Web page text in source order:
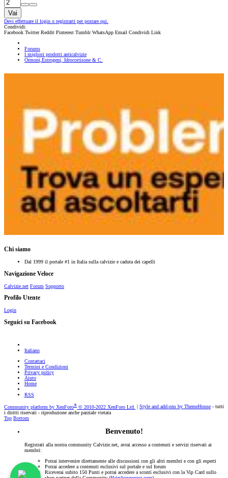
Vai
Devi effettuare il login o registrarti per postare qui.
Condividi:
Facebook Twitter Reddit Pinterest Tumblr WhatsApp Email Condividi Link
Forums
I migliori prodotti anticalvizie
Ormoni,Estrogeni, Idrocortisone & C.
Chi siamo
Dal 1999 il portale #1 in Italia sulla calvizie e caduta dei capelli
Navigazione Veloce
Calvizie.net Forum Supporto
Profilo Utente
Login
Seguici su Facebook
Italiano
Contattaci
Termini e Condizioni
Privacy policy
Aiuto
Home
RSS
Community platform by XenForo® © 2010-2022 XenForo Ltd. Style and add-ons by ThemeHouse - tutti
i diritti riservati - riproduzione anche parziale vietata
Top Bottom
Benvenuto!
Registrati alla nostra community Calvizie.net, avrai accesso a contenuti e servizi riservati ai
membri:
Potrai intervenire direttamente alle discussioni con gli altri membri e con gli esperti
Potrai accedere a contenuti esclusivi sul portale e sul forum
Riceverai subito 150 Punti e potrai accedere a sconti esclusivi con la Vip Card sullo